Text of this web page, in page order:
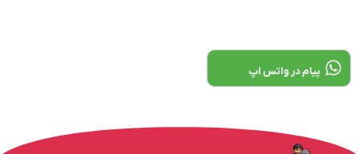
پیام در واتس اپ